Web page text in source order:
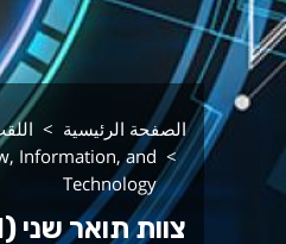
الصفحة الرئيسية
Information, and
Technology